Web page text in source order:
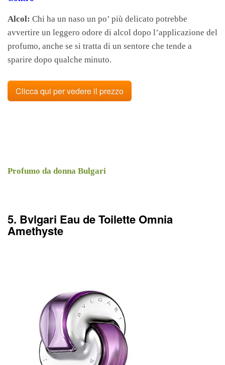
Alcol: Chi ha un naso un po’ più delicato potrebbe
avvertire un leggero odore di alcol dopo l’applicazione del
profumo, anche se si tratta di un sentore che tende a
sparire dopo qualche minuto.
Clicca qui per vedere il prezzo
Profumo da donna Bulgari
5. Bvlgari Eau de Toilette Omnia
Amethyste